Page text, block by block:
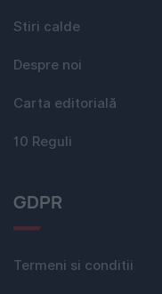
Stiri calde
Despre noi
Carta editorială
10 Reguli
GDPR
Termeni si conditii